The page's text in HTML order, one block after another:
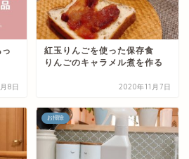
8日
紅玉りんごを使った保存食
りんごのキャラメル煮を作る
2020年11月7日
お掃除